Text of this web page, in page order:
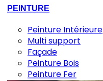
PEINTURE
Peinture Intérieure
Multi support
Façade
Peinture Bois
Peinture Fer